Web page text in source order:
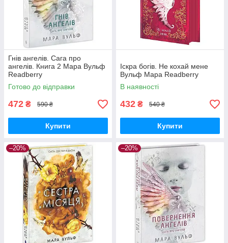
Гнів ангелів. Сага про
ангелів. Книга 2 Мара Вульф
Readberry
Готово до відправки
472 ₴ 590 ₴
Купити
Іскра богів. Не кохай мене
Вульф Мара Readberry
В наявності
432 ₴ 540 ₴
Купити
–20% –20%